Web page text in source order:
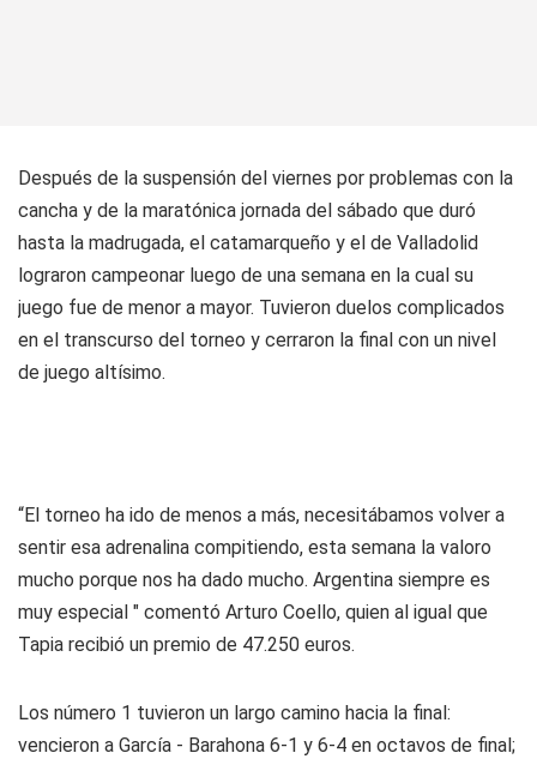
Después de la suspensión del viernes por problemas con la
cancha y de la maratónica jornada del sábado que duró
hasta la madrugada, el catamarqueño y el de Valladolid
lograron campeonar luego de una semana en la cual su
juego fue de menor a mayor. Tuvieron duelos complicados
en el transcurso del torneo y cerraron la final con un nivel
de juego altísimo.
“El torneo ha ido de menos a más, necesitábamos volver a
sentir esa adrenalina compitiendo, esta semana la valoro
mucho porque nos ha dado mucho. Argentina siempre es
muy especial " comentó Arturo Coello, quien al igual que
Tapia recibió un premio de 47.250 euros.
Los número 1 tuvieron un largo camino hacia la final:
vencieron a García - Barahona 6-1 y 6-4 en octavos de final;